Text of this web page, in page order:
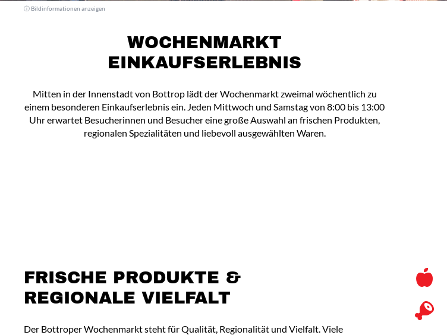
ⓘ Bildinformationen anzeigen
WOCHENMARKT
EINKAUFSERLEBNIS
Mitten in der Innenstadt von Bottrop lädt der Wochenmarkt zweimal wöchentlich zu
einem besonderen Einkaufserlebnis ein. Jeden Mittwoch und Samstag von 8:00 bis 13:00
Uhr erwartet Besucherinnen und Besucher eine große Auswahl an frischen Produkten,
regionalen Spezialitäten und liebevoll ausgewählten Waren.
FRISCHE PRODUKTE &
REGIONALE VIELFALT
Der Bottroper Wochenmarkt steht für Qualität, Regionalität und Vielfalt. Viele